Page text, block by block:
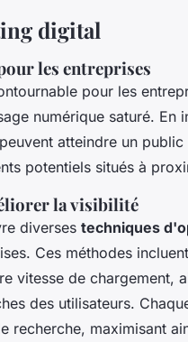
digital
les entreprises
pour les
numérique saturé. En
atteindre un
potentiels situés à
la visibilité
diverses techniques
Ces méthodes
vitesse de chargement,
des utilisateurs.
recherche, maximisant